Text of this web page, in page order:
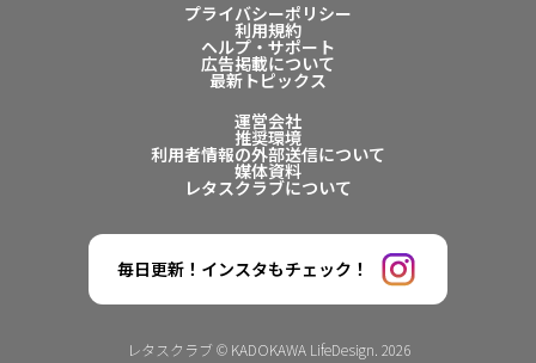
プライバシーポリシー
利用規約
ヘルプ・サポート
広告掲載について
最新トピックス
運営会社
推奨環境
利用者情報の外部送信について
媒体資料
レタスクラブについて
毎日更新！インスタもチェック！
レタスクラブ © KADOKAWA LifeDesign. 2026